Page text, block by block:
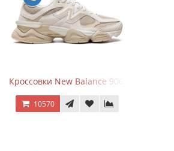
Кроссовки New Balance 9060 Beige White
10570